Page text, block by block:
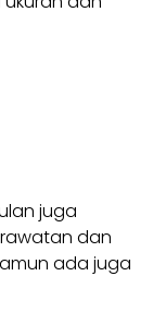
juga
dan
ada juga